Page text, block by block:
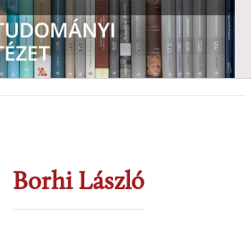
Borhi László